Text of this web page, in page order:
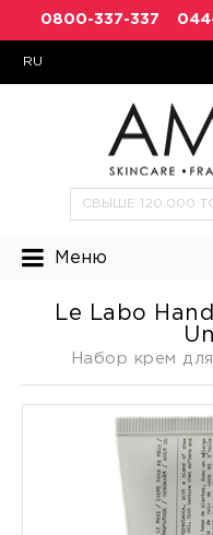
0800-337-337
RU
Меню
Le Labo
Набор крем